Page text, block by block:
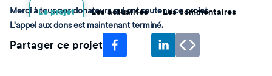
Le projet Les actualités Les commentaires
Merci à tous nos donateurs qui ont soutenu ce projet.
L'appel aux dons est maintenant terminé.
Partager ce projet